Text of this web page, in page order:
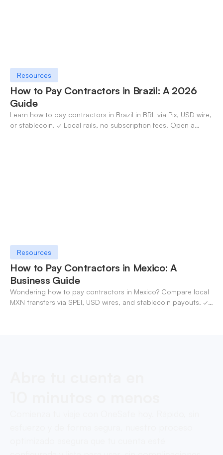
Resources
How to Pay Contractors in Brazil: A 2026
Guide
Learn how to pay contractors in Brazil in BRL via Pix, USD wire,
or stablecoin. ✓ Local rails, no subscription fees. Open a
Resources
How to Pay Contractors in Mexico: A
Business Guide
Wondering how to pay contractors in Mexico? Compare local
MXN transfers via SPEI, USD wires, and stablecoin payouts. ✓